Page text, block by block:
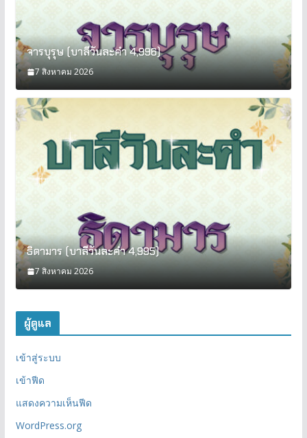
จารบุรุษ (บาลีวันละคำ 4,996)
7 สิงหาคม 2026
ธิดามาร (บาลีวันละคำ 4,995)
7 สิงหาคม 2026
ผู้ดูแล
เข้าสู่ระบบ
เข้าฟีด
แสดงความเห็นฟีด
WordPress.org